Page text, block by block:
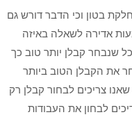
בטון וכי הדבר דורש גם
אדירה לשאלה באיזה
שנבחר קבלן יותר טוב כך
את הקבלן הטוב ביותר
צריכים לבחור קבלן רק
לבחון את העבודות